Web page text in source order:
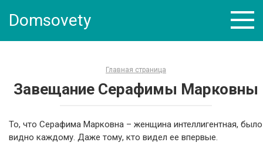
Domsovety
Главная страница
Завещание Серафимы Марковны
То, что Серафима Марковна – женщина интеллигентная, было
видно каждому. Даже тому, кто видел ее впервые.